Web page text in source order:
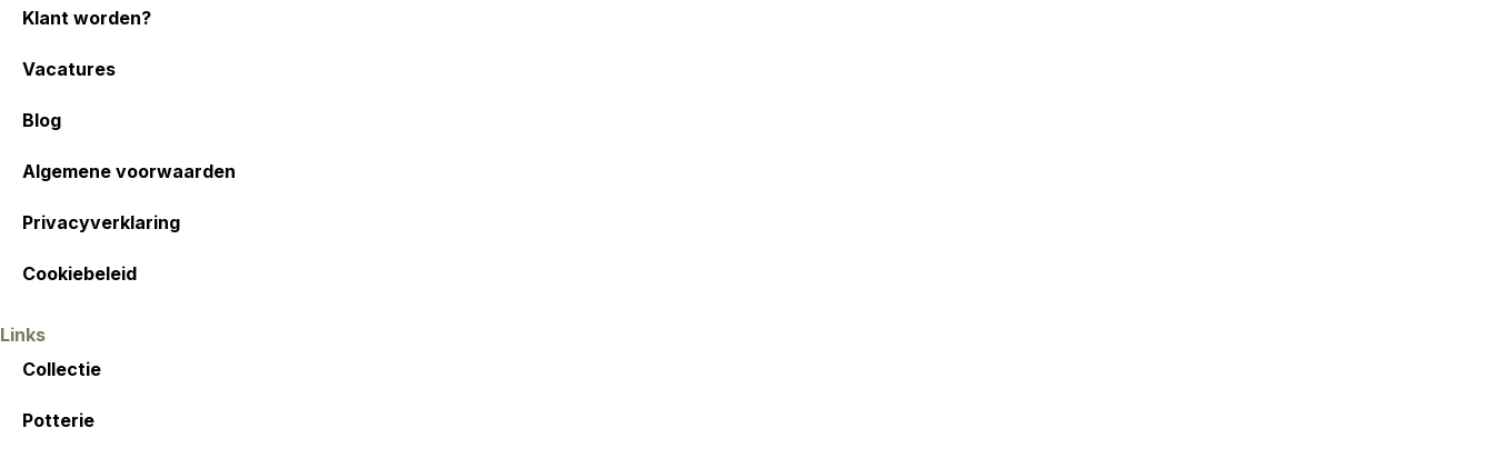
Klant worden?
Vacatures
Blog
Algemene voorwaarden
Privacyverklaring
Cookiebeleid
Links
Collectie
Potterie